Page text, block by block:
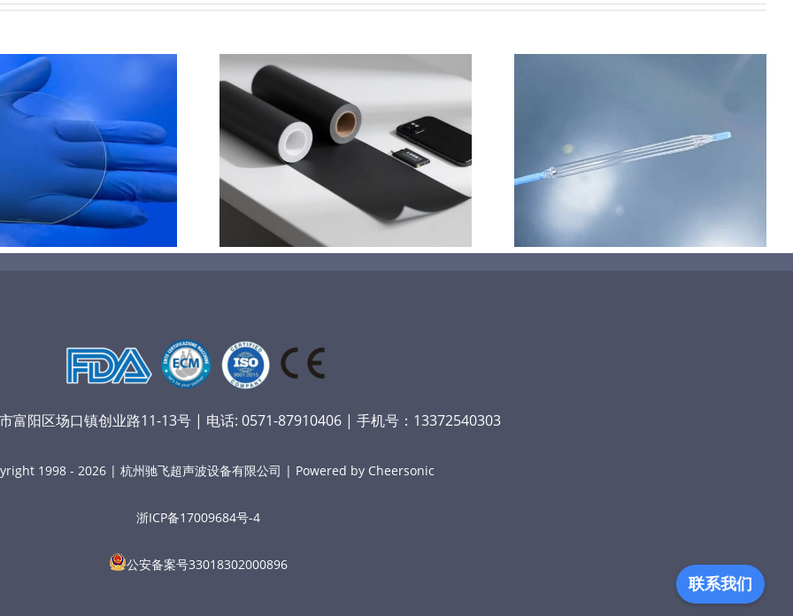
石墨烯保护膜特性和应
用
超声波喷涂技术在医疗领
域的应用
富阳区场口镇创业路11-13号 | 电话: 0571-87910406 | 手机号：13372540303
1998 - 2026 | 杭州驰飞超声波设备有限公司 | Powered by Cheersonic
浙ICP备17009684号-4
公安备案号33018302000896
联系我们